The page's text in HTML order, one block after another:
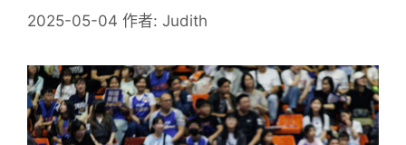
2025-05-04 作者: Judith